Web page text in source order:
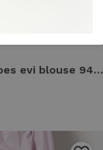
Studio Anneloes evi blouse 94842 T-shirt Lange mouw 8700 espresso